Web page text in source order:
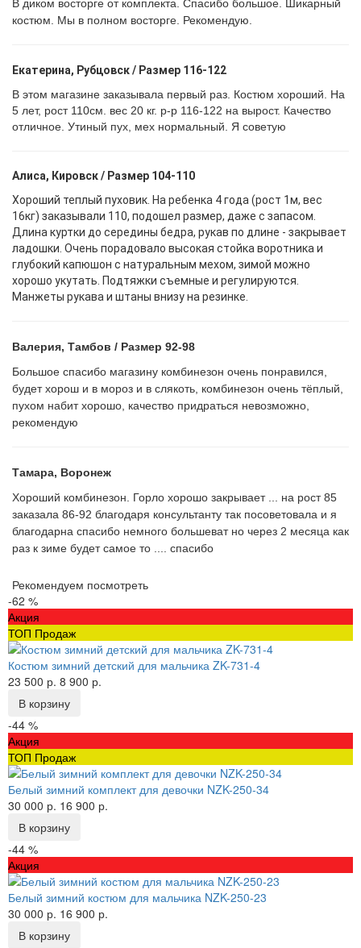
В диком восторге от комплекта. Спасибо большое. Шикарный
костюм. Мы в полном восторге. Рекомендую.
Екатерина, Рубцовск / Размер 116-122
В этом магазине заказывала первый раз. Костюм хороший. На
5 лет, рост 110см. вес 20 кг. р-р 116-122 на вырост. Качество
отличное. Утиный пух, мех нормальный. Я советую
Алиса, Кировск / Размер 104-110
Хороший теплый пуховик. На ребенка 4 года (рост 1м, вес
16кг) заказывали 110, подошел размер, даже с запасом.
Длина куртки до середины бедра, рукав по длине - закрывает
ладошки. Очень порадовало высокая стойка воротника и
глубокий капюшон с натуральным мехом, зимой можно
хорошо укутать. Подтяжки съемные и регулируются.
Манжеты рукава и штаны внизу на резинке.
Валерия, Тамбов / Размер 92-98
Большое спасибо магазину комбинезон очень понравился,
будет хорош и в мороз и в слякоть, комбинезон очень тёплый,
пухом набит хорошо, качество придраться невозможно,
рекомендую
Тамара, Воронеж
Хороший комбинезон. Горло хорошо закрывает ... на рост 85
заказала 86-92 благодаря консультанту так посоветовала и я
благодарна спасибо немного большеват но через 2 месяца как
раз к зиме будет самое то .... спасибо
Рекомендуем посмотреть
-62 %
Акция
ТОП Продаж
Костюм зимний детский для мальчика ZK-731-4
23 500 р. 8 900 р.
В корзину
-44 %
Акция
ТОП Продаж
Белый зимний комплект для девочки NZK-250-34
30 000 р. 16 900 р.
В корзину
-44 %
Акция
Белый зимний костюм для мальчика NZK-250-23
30 000 р. 16 900 р.
В корзину